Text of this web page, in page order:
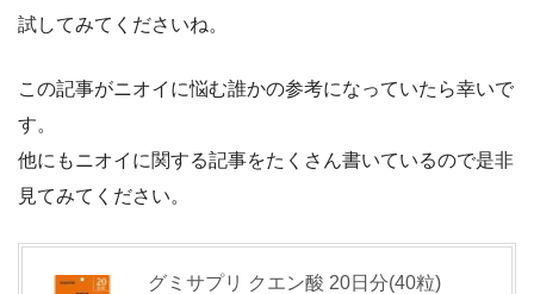
試してみてくださいね。
この記事がニオイに悩む誰かの参考になっていたら幸いで
す。
他にもニオイに関する記事をたくさん書いているので是非
見てみてください。
グミサプリ クエン酸 20日分(40粒)